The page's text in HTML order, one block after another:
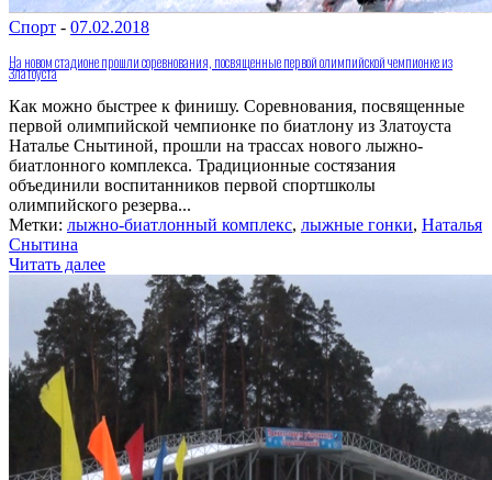
Спорт - 07.02.2018
На новом стадионе прошли соревнования, посвященные первой олимпийской чемпионке из
Златоуста
Как можно быстрее к финишу. Соревнования, посвященные
первой олимпийской чемпионке по биатлону из Златоуста
Наталье Снытиной, прошли на трассах нового лыжно-
биатлонного комплекса. Традиционные состязания
объединили воспитанников первой спортшколы
олимпийского резерва...
Метки: лыжно-биатлонный комплекс, лыжные гонки, Наталья
Снытина
Читать далее